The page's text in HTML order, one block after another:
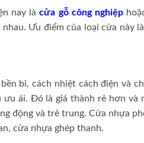
nay làcửa gỗ công nghiệp
Ưu điểm của loại cửa này
bền bỉ, cách nhiệt cách điện và
ưu ái. Đó là giá thành rẻ hơn và
động và trẻ trung. Cửa nhựa
cửa nhựa ghép thanh.